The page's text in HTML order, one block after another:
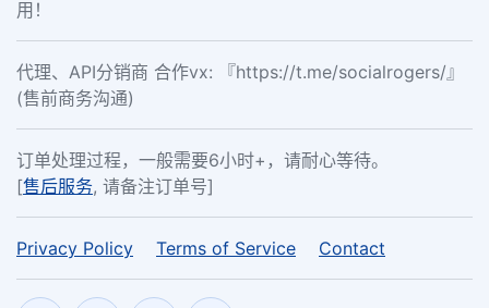
用！
代理、API分销商 合作vx: 『https://t.me/socialrogers/』
(售前商务沟通)
订单处理过程，一般需要6小时+，请耐心等待。
[售后服务, 请备注订单号]
Privacy Policy Terms of Service Contact